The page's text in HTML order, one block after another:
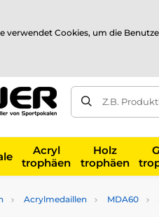
Z.B.
Acryl
trophäen
Holz
trophäen
Acrylmedaillen MDA60
verwendet Cookies, um die